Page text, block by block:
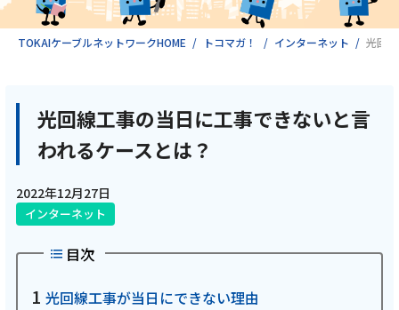
サービスのご案内
テレビ
TOKAIケーブルネットワークHOME トコマガ！ インターネット 光回
光回線工事の当日に工事できないと言
われるケースとは？
2022年12月27日
インターネット
目次
光回線工事が当日にできない理由